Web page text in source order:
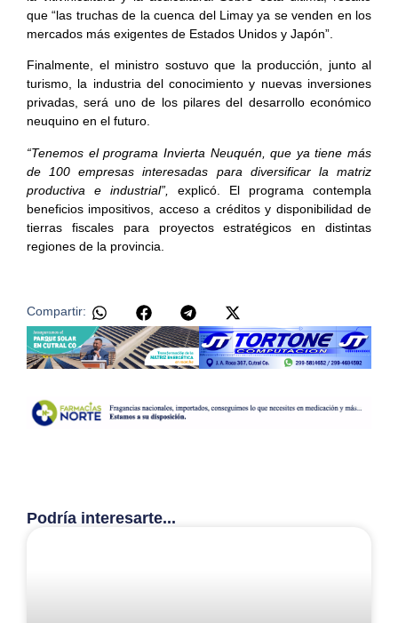
que “las truchas de la cuenca del Limay ya se venden en los
mercados más exigentes de Estados Unidos y Japón”.
Finalmente, el ministro sostuvo que la producción, junto al
turismo, la industria del conocimiento y nuevas inversiones
privadas, será uno de los pilares del desarrollo económico
neuquino en el futuro.
“Tenemos el programa Invierta Neuquén, que ya tiene más
de 100 empresas interesadas para diversificar la matriz
productiva e industrial”,
explicó. El programa contempla
beneficios impositivos, acceso a créditos y disponibilidad de
tierras fiscales para proyectos estratégicos en distintas
regiones de la provincia.
Compartir:
Podría interesarte...